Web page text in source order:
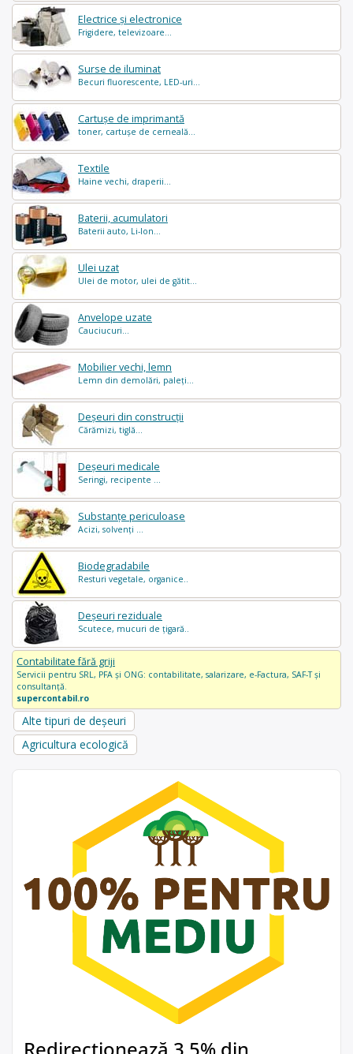
Electrice și electronice
Frigidere, televizoare...
Surse de iluminat
Becuri fluorescente, LED-uri...
Cartușe de imprimantă
toner, cartușe de cerneală...
Textile
Haine vechi, draperii...
Baterii, acumulatori
Baterii auto, Li-Ion...
Ulei uzat
Ulei de motor, ulei de gătit...
Anvelope uzate
Cauciucuri...
Mobilier vechi, lemn
Lemn din demolări, paleți...
Deșeuri din construcții
Cărămizi, tiglă...
Deșeuri medicale
Seringi, recipente ...
Substanțe periculoase
Acizi, solvenți ...
Biodegradabile
Resturi vegetale, organice..
Deșeuri reziduale
Scutece, mucuri de țigară..
Contabilitate fără griji
Servicii pentru SRL, PFA și ONG: contabilitate, salarizare, e-Factura, SAF-T și
consultanță.
supercontabil.ro
Alte tipuri de deșeuri
Agricultura ecologică